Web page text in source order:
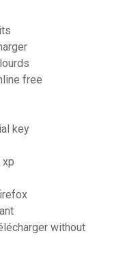
free
key
xp
without